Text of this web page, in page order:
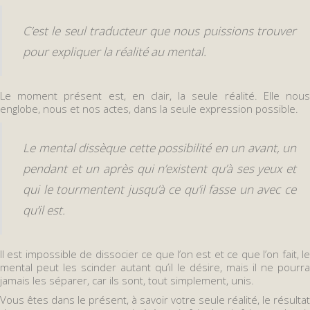
C’est le seul traducteur que nous puissions trouver
pour expliquer la réalité au mental.
Le moment présent est, en clair, la seule réalité. Elle nous
englobe, nous et nos actes, dans la seule expression possible.
Le mental dissèque cette possibilité en un avant, un
pendant et un après qui n’existent qu’à ses yeux et
qui le tourmentent jusqu’à ce qu’il fasse un avec ce
qu’il est.
Il est impossible de dissocier ce que l’on est et ce que l’on fait, le
mental peut les scinder autant qu’il le désire, mais il ne pourra
jamais les séparer, car ils sont, tout simplement, unis.
Vous êtes dans le présent, à savoir votre seule réalité, le résultat